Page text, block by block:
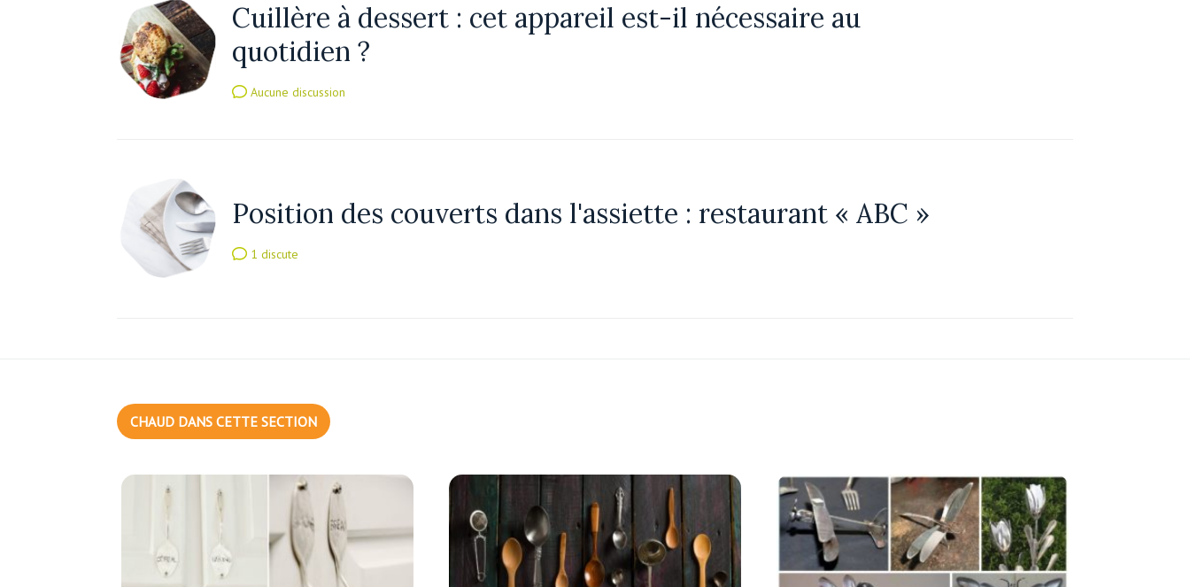
Cuillère à dessert : cet appareil est-il nécessaire au
quotidien ?
Aucune discussion
Position des couverts dans l'assiette : restaurant « ABC »
1 discute
CHAUD DANS CETTE SECTION